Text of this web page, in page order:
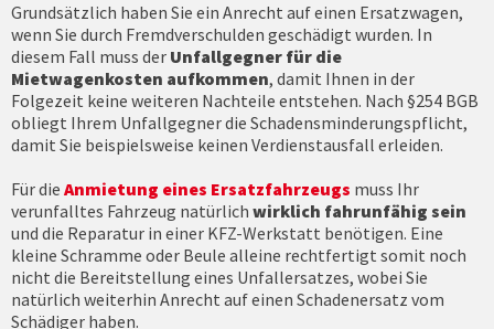
Grundsätzlich haben Sie ein Anrecht auf einen Ersatzwagen,
wenn Sie durch Fremdverschulden geschädigt wurden. In
diesem Fall muss der Unfallgegner für die
Mietwagenkosten aufkommen, damit Ihnen in der
Folgezeit keine weiteren Nachteile entstehen. Nach §254 BGB
obliegt Ihrem Unfallgegner die Schadensminderungspflicht,
damit Sie beispielsweise keinen Verdienstausfall erleiden.
Für die Anmietung eines Ersatzfahrzeugs muss Ihr
verunfalltes Fahrzeug natürlich wirklich fahrunfähig sein
und die Reparatur in einer KFZ-Werkstatt benötigen. Eine
kleine Schramme oder Beule alleine rechtfertigt somit noch
nicht die Bereitstellung eines Unfallersatzes, wobei Sie
natürlich weiterhin Anrecht auf einen Schadenersatz vom
Schädiger haben.